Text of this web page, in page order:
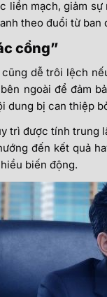
liền mạch, giảm
theo đuổi từ ban
cổng”
dễ trôi lệch
ngoài để đảm
dung bị can thiệp
trì được tính
đến kết quả
biến động.